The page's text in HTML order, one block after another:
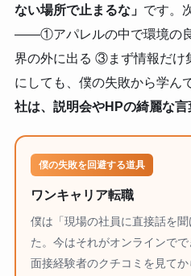
ない場所で止まるな」 です。
——①アパレルの中で環境の
界の外に出る ③まず情報だけ
にしても、僕の失敗から学ん
社は、説明会やHPの綺麗な
僕の失敗を回避する道具
ワンキャリア転職
僕は「現場の社員に直接話を
た。今はそれがオンラインで
面接経験者のクチコミを見てか